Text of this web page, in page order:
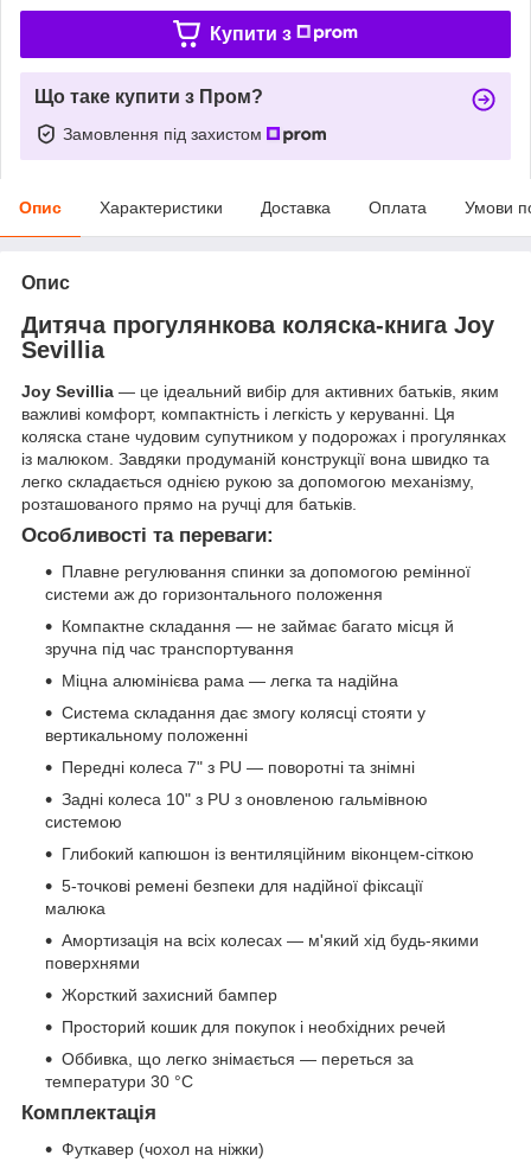
Купити з
Що таке купити з Пром?
Замовлення під захистом
Опис Характеристики Доставка Оплата Умови
Опис
Дитяча прогулянкова коляска-книга Joy
Sevillia
Joy Sevillia — це ідеальний вибір для активних батьків, яким
важливі комфорт, компактність і легкість у керуванні. Ця
коляска стане чудовим супутником у подорожах і прогулянках
із малюком. Завдяки продуманій конструкції вона швидко та
легко складається однією рукою за допомогою механізму,
розташованого прямо на ручці для батьків.
Особливості та переваги:
Плавне регулювання спинки за допомогою ремінної
системи аж до горизонтального положення
Компактне складання — не займає багато місця й
зручна під час транспортування
Міцна алюмінієва рама — легка та надійна
Система складання дає змогу колясці стояти у
вертикальному положенні
Передні колеса 7" з PU — поворотні та знімні
Задні колеса 10" з PU з оновленою гальмівною
системою
Глибокий капюшон із вентиляційним віконцем-сіткою
5-точкові ремені безпеки для надійної фіксації
малюка
Амортизація на всіх колесах — м'який хід будь-якими
поверхнями
Жорсткий захисний бампер
Просторий кошик для покупок і необхідних речей
Оббивка, що легко знімається — переться за
температури 30 °C
Комплектація
Футкавер (чохол на ніжки)